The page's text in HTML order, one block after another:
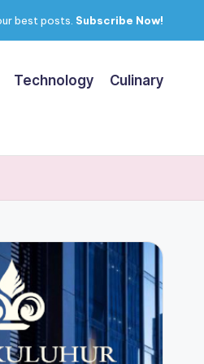
best posts. Subscribe Now!
Technology Culinary